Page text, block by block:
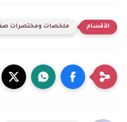
ملخصات ومختصرات صف